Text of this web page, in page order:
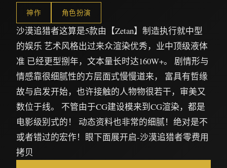
神作 角色扮演
沙漠追猎者这算是5款由【Zetan】制造执行就中型
的娱乐 艺术风格出过来众渲染优秀，业中顶级液体
准 已经更型捌年，文本量长时达160W+。 剧情形与
情感靠很细腻性的方层面式慢慢道来， 富具有哲缘
故与启发开始，也许接触的人物物很若干，审美又
数位于线。 不管由于CG建设模来到CG渲染，都是
电影级别式的！ 动态资料也非常的细腻！绝对是不
或者错过的宏作！眼下面展开启-沙漠追猎者零费用
拷贝